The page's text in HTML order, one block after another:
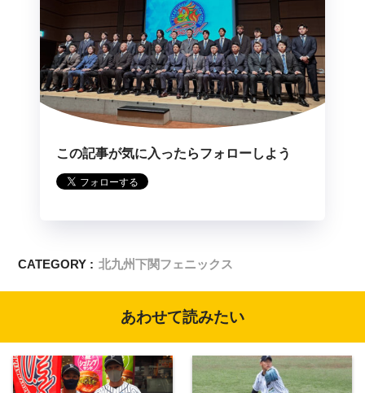
この記事が気に入ったらフォローしよう
CATEGORY : 北九州下関フェニックス
あわせて読みたい